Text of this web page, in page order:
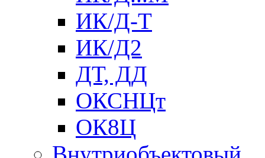
ИК/Д-Т
ИК/Д2
ДТ, ДД
ОКСНЦт
ОК8Ц